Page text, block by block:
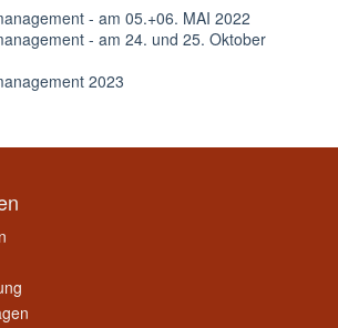
- am 05.+06. MAI 2022
- am 24. und 25. Oktober
2023